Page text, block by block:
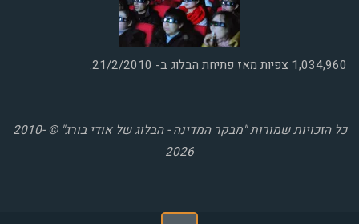
1,034,960 צפיות מאז פתיחת הבלוג ב- 21/2/2010.
כל הזכויות שמורות "מבקר המדינה - הבלוג של אודי בורג" © 2010-
2026